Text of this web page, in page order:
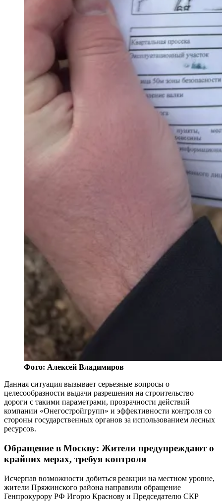
Фото: Алексей Владимиров
Данная ситуация вызывает серьезные вопросы о
целесообразности выдачи разрешения на строительство
дороги с такими параметрами, прозрачности действий
компании «Онегостройгрупп» и эффективности контроля со
стороны государственных органов за использованием лесных
ресурсов.
Обращение в Москву: Жители предупреждают о
крайних мерах, требуя контроля
Исчерпав возможности добиться реакции на местном уровне,
жители Пряжинского района направили обращение
Генпрокурору РФ Игорю Краснову и Председателю СКР